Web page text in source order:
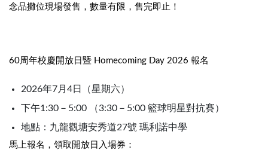
念品攤位現場發售，數量有限，售完即止！
60周年校慶開放日暨 Homecoming Day 2026 報名
2026年7月4日（星期六）
下午1:30－5:00 （3:30－5:00 籃球明星對抗賽）
地點：九龍觀塘安秀道27號 瑪利諾中學
馬上報名，領取開放日入場券：